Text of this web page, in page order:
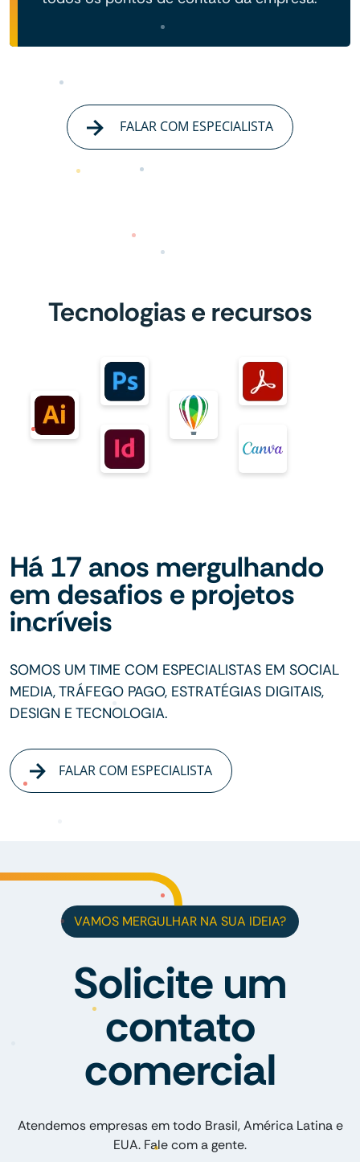
FALAR COM ESPECIALISTA
Tecnologias e recursos
Há 17 anos mergulhando
em desafios e projetos
incríveis
SOMOS UM TIME COM ESPECIALISTAS EM SOCIAL
MEDIA, TRÁFEGO PAGO, ESTRATÉGIAS DIGITAIS,
DESIGN E TECNOLOGIA.
FALAR COM ESPECIALISTA
VAMOS MERGULHAR NA SUA IDEIA?
Solicite um
contato
comercial
Atendemos empresas em todo Brasil, América Latina e
EUA. Fale com a gente.